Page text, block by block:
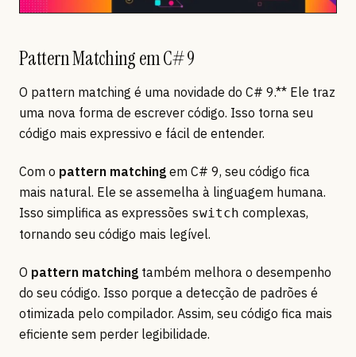
Pattern Matching em C# 9
O pattern matching é uma novidade do C# 9.** Ele traz
uma nova forma de escrever código. Isso torna seu
código mais expressivo e fácil de entender.
Com o pattern matching em C# 9, seu código fica
mais natural. Ele se assemelha à linguagem humana.
Isso simplifica as expressões switch complexas,
tornando seu código mais legível.
O pattern matching também melhora o desempenho
do seu código. Isso porque a detecção de padrões é
otimizada pelo compilador. Assim, seu código fica mais
eficiente sem perder legibilidade.